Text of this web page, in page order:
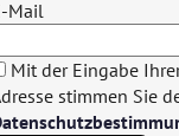
Mail
Mit der Eingabe
stimmen Sie